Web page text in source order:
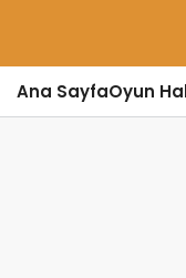
Ana SayfaOyun